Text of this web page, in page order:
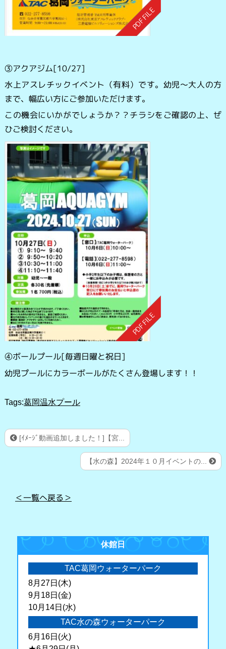
③アクアジム[10/27]
水上アスレチックイベント（有料）です。幼児～大人の方
まで、幅広い方にご参加いただけます。
この機会にいかがでしょうか？？チラシをご確認の上、ぜ
ひご検討ください。
④ボールプール[毎週日曜と祝日]
幼児プールにカラーボールがたくさん登場します！！
Tags:葛岡温水プール
[ｲﾒｰｼﾞ動画追加しました！]【宮...
【水の森】2024年１０月イベントの...
＜一覧へ戻る＞
休館日
TAC葛岡ウォーターパーク
8月27日(木)
9月18日(金)
10月14日(水)
TAC水の森ウォーターパーク
6月16日(火)